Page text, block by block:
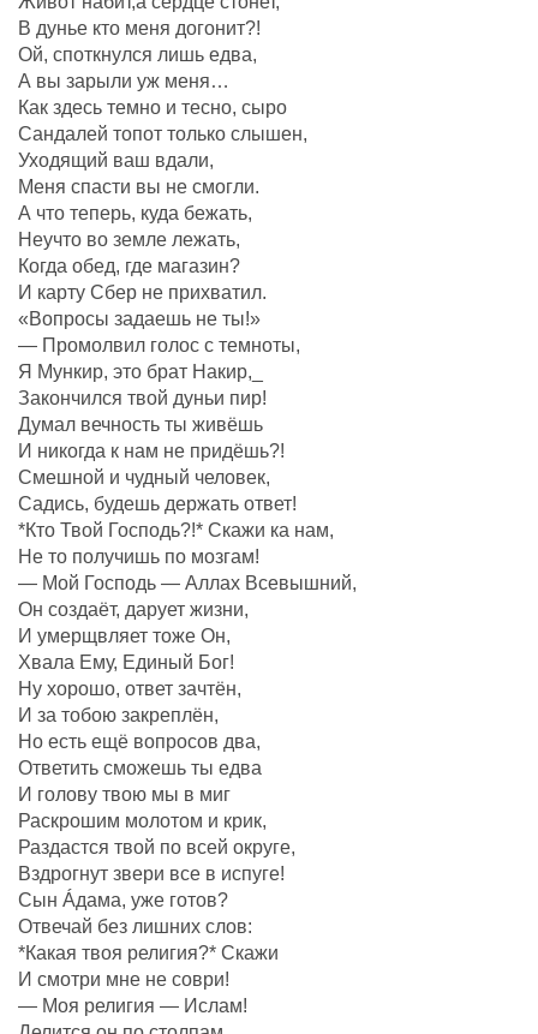
В дунье кто меня догонит?!
Ой, споткнулся лишь едва,
А вы зарыли уж меня…
Как здесь темно и тесно, сыро
Сандалей топот только слышен,
Уходящий ваш вдали,
Меня спасти вы не смогли.
А что теперь, куда бежать,
Неучто во земле лежать,
Когда обед, где магазин?
И карту Сбер не прихватил.
«Вопросы задаешь не ты!»
— Промолвил голос с темноты,
Я Мункир, это брат Накир,_
Закончился твой дуньи пир!
Думал вечность ты живёшь
И никогда к нам не придёшь?!
Смешной и чудный человек,
Садись, будешь держать ответ!
*Кто Твой Господь?!* Скажи ка нам,
Не то получишь по мозгам!
— Мой Господь — Аллах Всевышний,
Он создаëт, дарует жизни,
И умерщвляет тоже Он,
Хвала Ему, Единый Бог!
Ну хорошо, ответ зачтëн,
И за тобою закреплëн,
Но есть ещё вопросов два,
Ответить сможешь ты едва
И голову твою мы в миг
Раскрошим молотом и крик,
Раздастся твой по всей округе,
Вздрогнут звери все в испуге!
Сын Áдама, уже готов?
Отвечай без лишних слов:
*Какая твоя религия?* Скажи
И смотри мне не соври!
— Моя религия — Ислам!